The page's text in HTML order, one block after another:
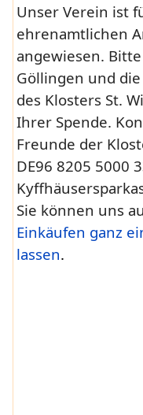
Unser Verein ist
ehrenamtlichen
angewiesen.
Göllingen und
des Klosters St.
Ihrer Spende.
Freunde der
DE96 8205 5000
Sie können uns
Einkäufen ganz
lassen.